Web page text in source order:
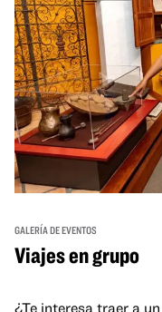
GALERÍA DE EVENTOS
Viajes en grupo
¿Te interesa traer a